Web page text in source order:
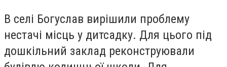
В селі Богуслав вирішили проблему
нестачі місць у дитсадку. Для цього під
дошкільний заклад реконструювали